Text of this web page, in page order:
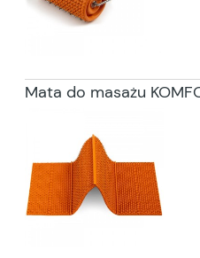
Mata do masażu